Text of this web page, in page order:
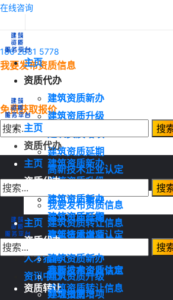
在线咨询
186 2831 5778
我要发布资质信息
免费获取报价
主页
资质代办
建筑资质新办
建筑资质升级
建筑资质延期
高新技术企业认定
我要发布资质信息
建筑资质转让信息
建筑资质需求信息
人才猎聘
资讯中心
办理指南
主页
资质代办
建筑资质新办
建筑资质升级
建筑资质增项
建筑资质延期
高新技术企业认定
资质转让
我要发布资质信息
建筑资质转让信息
主页
资质代办
建筑资质新办
建筑资质升级
建筑资质增项
建筑资质延期
高新技术企业认定
资质转让
主页
资质代办
建筑资质新办
建筑资质升级
建筑资质增项